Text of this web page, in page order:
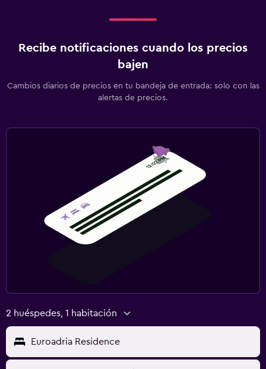
Recibe notificaciones cuando los precios
bajen
Cambios diarios de precios en tu bandeja de entrada: solo con las
alertas de precios.
2 huéspedes, 1 habitación
Euroadria Residence